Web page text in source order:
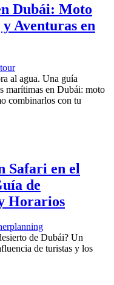
Dubái: Moto
Aventuras en
al agua. Una guía
marítimas en Dubái: moto
combinarlos con tu
Safari en el
de
Horarios
planning
de Dubái? Un
de turistas y los